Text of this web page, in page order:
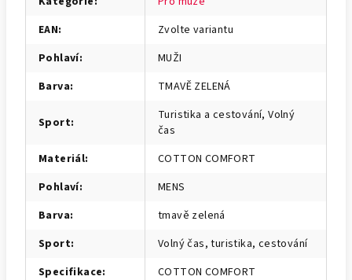
EAN:
Zvolte variantu
Pohlaví:
MUŽI
Barva: TMAVĚ ZELENÁ
Sport:
Turistika a cestování, Volný
čas
Materiál:
COTTON COMFORT
Pohlaví:
MENS
Barva:
tmavě zelená
Sport:
Volný čas, turistika, cestování
Specifikace:
COTTON COMFORT